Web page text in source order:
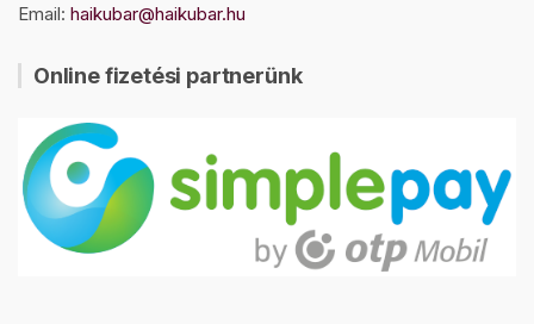
Email: haikubar@haikubar.hu
Online fizetési partnerünk